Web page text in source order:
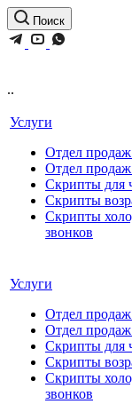
Поиск
..
Услуги
Отдел
Отдел
Скрипты для
Скрипты
Скрипты
звонков
Услуги
Отдел
Отдел
Скрипты для
Скрипты
Скрипты
звонков